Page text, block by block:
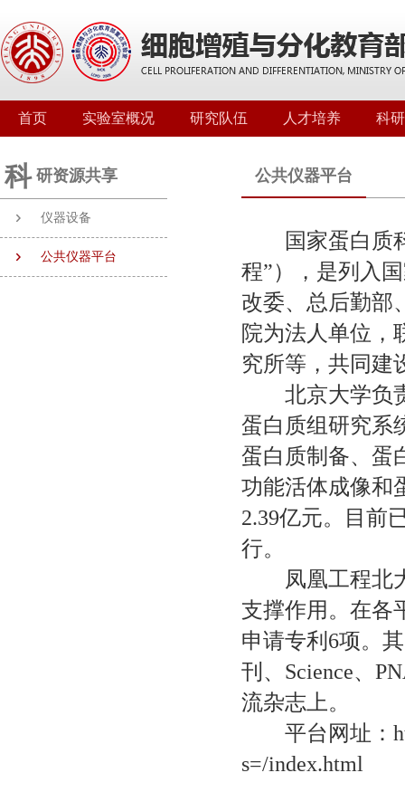
首页 实验室概况 研究队伍 人才培养 科
科 研资源共享
仪器设备
公共仪器平台
公共仪器平台
国家蛋白质科
程”），是列入
改委、总后勤部
院为法人单位，
究所等，共同建
北京大学负
蛋白质组研究系
蛋白质制备、蛋
功能活体成像和
2.39亿元。目前
行。
凤凰工程北
支撑作用。在各
申请专利 6项。
刊、 Science、
流杂志上。
平台网址：
s=/index.html